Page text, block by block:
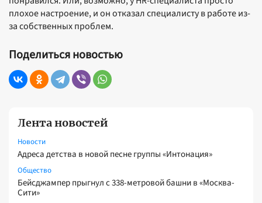
Лента новостей
Новости
Адреса детства в новой песне группы «Интонация»
Общество
Бейсджампер прыгнул с 338-метровой башни в «Москва-
Сити»
плохое настроение, и он отказал специалисту в работе из-
за собственных проблем.
Поделиться новостью